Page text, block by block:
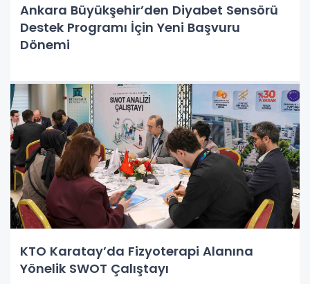
Ankara Büyükşehir’den Diyabet Sensörü
Destek Programı İçin Yeni Başvuru
Dönemi
KTO Karatay’da Fizyoterapi Alanına
Yönelik SWOT Çalıştayı